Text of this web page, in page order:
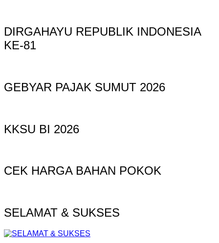
DIRGAHAYU REPUBLIK INDONESIA
KE-81
GEBYAR PAJAK SUMUT 2026
KKSU BI 2026
CEK HARGA BAHAN POKOK
SELAMAT & SUKSES